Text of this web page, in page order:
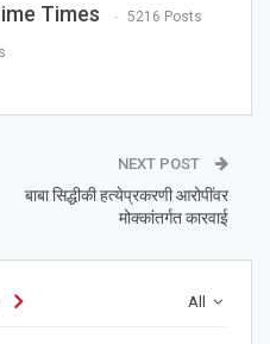
Times 5216 Posts
NEXT POST
बाबा सिद्धीकी हत्येप्रकरणी आरोपींवर
मोक्कांतर्गत कारवाई
All